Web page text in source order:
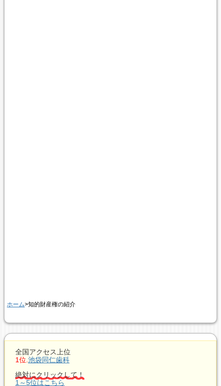
ホーム>知的財産権の紹介
全国アクセス上位
1位. 池袋同仁歯科
絶対にクリックして！
1～5位はこちら